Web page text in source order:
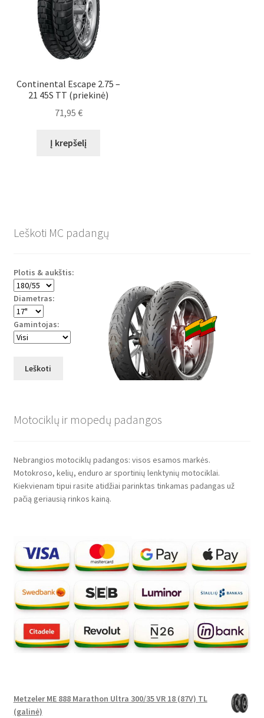
Continental Escape 2.75 –
21 45S TT (priekinė)
71,95 €
Į krepšelį
Leškoti MC padangų
Plotis & aukštis:
Diametras:
Gamintojas:
Leškoti
Motociklų ir mopedų padangos
Nebrangios motociklų padangos: visos esamos markės.
Motokroso, kelių, enduro ar sportinių lenktynių motociklai.
Kiekvienam tipui rasite atidžiai parinktas tinkamas padangas už
pačią geriausią rinkos kainą.
Metzeler ME 888 Marathon Ultra 300/35 VR 18 (87V) TL
(galinė)